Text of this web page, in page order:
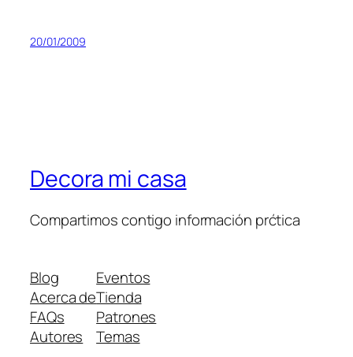
20/01/2009
Decora mi casa
Compartimos contigo información prćtica
Blog
Acerca de
FAQs
Autores
Eventos
Tienda
Patrones
Temas